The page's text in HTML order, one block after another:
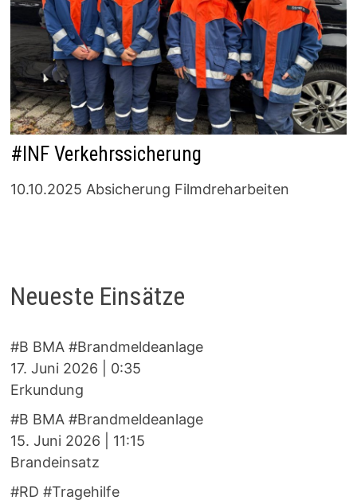
#INF Verkehrssicherung
10.10.2025 Absicherung Filmdreharbeiten
Neueste Einsätze
#B BMA #Brandmeldeanlage
17. Juni 2026
0:35
Erkundung
#B BMA #Brandmeldeanlage
15. Juni 2026
11:15
Brandeinsatz
#RD #Tragehilfe